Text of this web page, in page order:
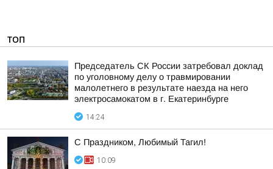
ТОП
Председатель СК России затребовал доклад
по уголовному делу о травмировании
малолетнего в результате наезда на него
электросамокатом в г. Екатеринбурге
14:24
С Праздником, Любимый Тагил!
10:09